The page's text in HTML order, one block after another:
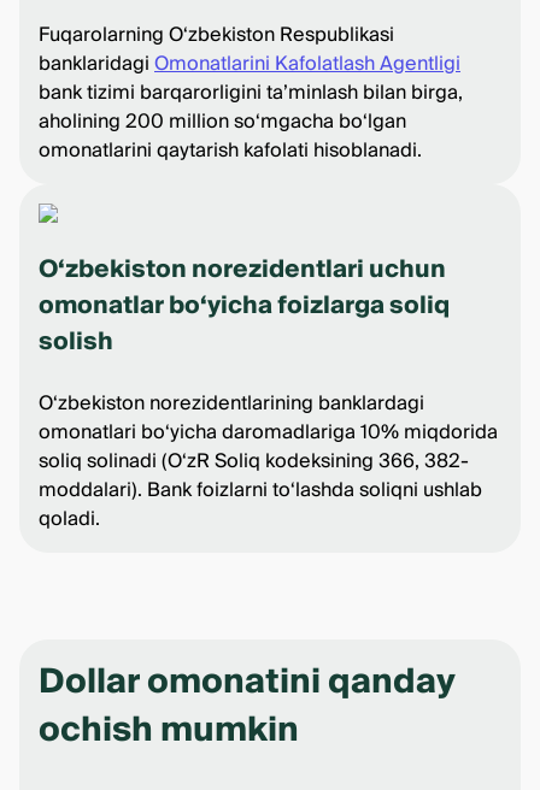
Fuqarolarning O‘zbekiston Respublikasi
banklaridagiOmonatlarini Kafolatlash Agentligi
bank tizimi barqarorligini ta’minlash bilan birga,
aholining 200 million so‘mgacha bo‘lgan
omonatlarini qaytarish kafolati hisoblanadi.
O‘zbekiston norezidentlari uchun
omonatlar bo‘yicha foizlarga soliq
solish
O‘zbekiston norezidentlarining banklardagi
omonatlari bo‘yicha daromadlariga 10% miqdorida
soliq solinadi (O‘zR Soliq kodeksining 366, 382-
moddalari). Bank foizlarni to‘lashda soliqni ushlab
qoladi.
Dollar omonatini qanday
ochish mumkin